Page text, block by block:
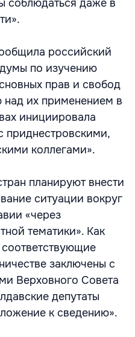
соблюдаться даже в
российский
по изучению
прав и свобод
над их применением в
инициировала
приднестровскими,
коллегами».
планируют внести
ситуации вокруг
«через
тематики». Как
заключены с
Верховного Совета
депутаты
к сведению».